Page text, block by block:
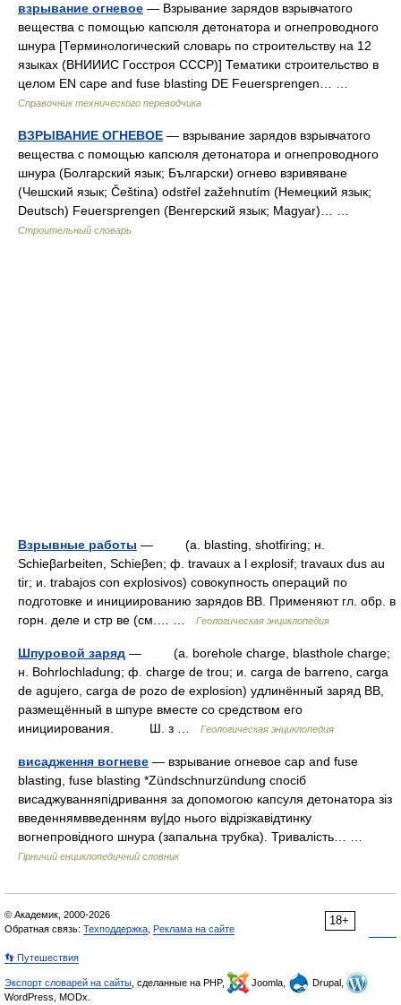
взрывание огневое — Взрывание зарядов взрывчатого
вещества с помощью капсюля детонатора и огнепроводного
шнура [Терминологический словарь по строительству на 12
языках (ВНИИИС Госстроя СССР)] Тематики строительство в
целом EN cape and fuse blasting DE Feuersprengen… …
Справочник технического переводчика
ВЗРЫВАНИЕ ОГНЕВОЕ — взрывание зарядов взрывчатого
вещества с помощью капсюля детонатора и огнепроводного
шнура (Болгарский язык; Български) огнево взривяване
(Чешский язык; Čeština) odstřel zažehnutím (Немецкий язык;
Deutsch) Feuersprengen (Венгерский язык; Magyar)… …
Строительный словарь
Взрывные работы — (a. blasting, shotfiring; н.
Schieβarbeiten, Schieβen; ф. travaux а l explosif; travaux dus au
tir; и. trabajos con explosivos) совокупность операций по
подготовке и инициированию зарядов BB. Применяют гл. обр. в
горн. деле и стр ве (см.… …
Геологическая энциклопедия
Шпуровой заряд — (a. borehole charge, blasthole charge;
н. Bohrlochladung; ф. charge de trou; и. carga de barreno, carga
de agujero, carga de pozo de explosion) удлинённый заряд BB,
размещённый в шпуре вместе co средством его
инициирования. Ш. з …
Геологическая энциклопедия
висадження вогневе — взрывание огневое cap and fuse
blasting, fuse blasting *Zündschnurzündung спосіб
висаджуванняпідривання за допомогою капсуля детонатора зіз
введеннямвведенням ву|до нього відрізкавідтинку
вогнепровідного шнура (запальна трубка). Тривалість… …
Гірничий енциклопедичний словник
18+
© Академик, 2000-2026
Обратная связь: Техподдержка Реклама на сайте
👣 Путешествия
Экспорт словарей на сайты , сделанные на PHP, Joomla,
Drupal,
WordPress, MODx.